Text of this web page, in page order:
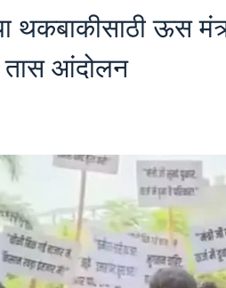
थकबाकीसाठी ऊस
आंदोलन